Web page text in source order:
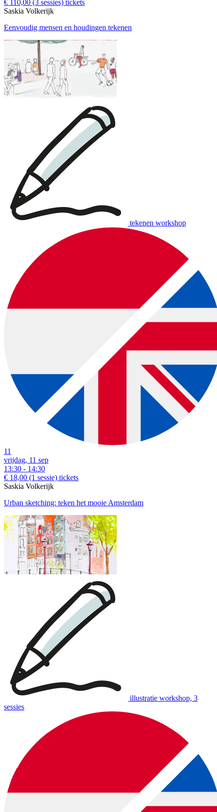
€ 110,00 (3 sessies) tickets
Saskia Volkerijk
Eenvoudig mensen en houdingen tekenen
tekenen workshop
11
vrijdag, 11 sep
13:30 - 14:30
€ 18,00 (1 sessie) tickets
Saskia Volkerijk
Urban sketching: teken het mooie Amsterdam
illustratie workshop, 3
sessies